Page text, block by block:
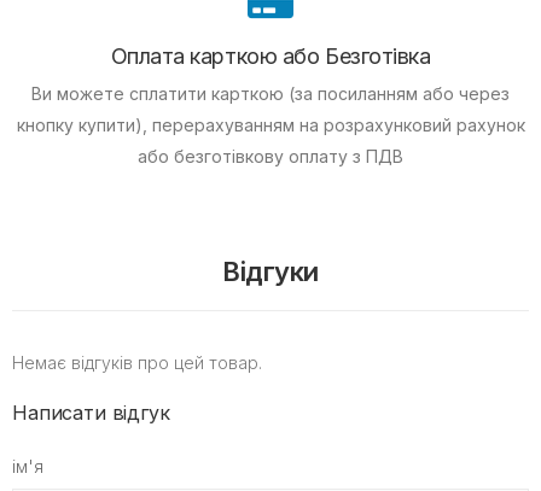
Оплата карткою або Безготівка
Ви можете сплатити карткою (за посиланням або через
кнопку купити), перерахуванням на розрахунковий рахунок
або безготівкову оплату з ПДВ
Відгуки
Немає відгуків про цей товар.
Написати відгук
ім'я